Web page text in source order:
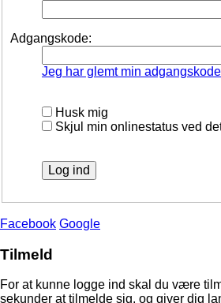
Adgangskode:
Jeg har glemt min adgangskode
Husk mig
Skjul min onlinestatus ved
Facebook Google
Tilmeld
For at kunne logge ind skal du være
sekunder at tilmelde sig, og giver dig